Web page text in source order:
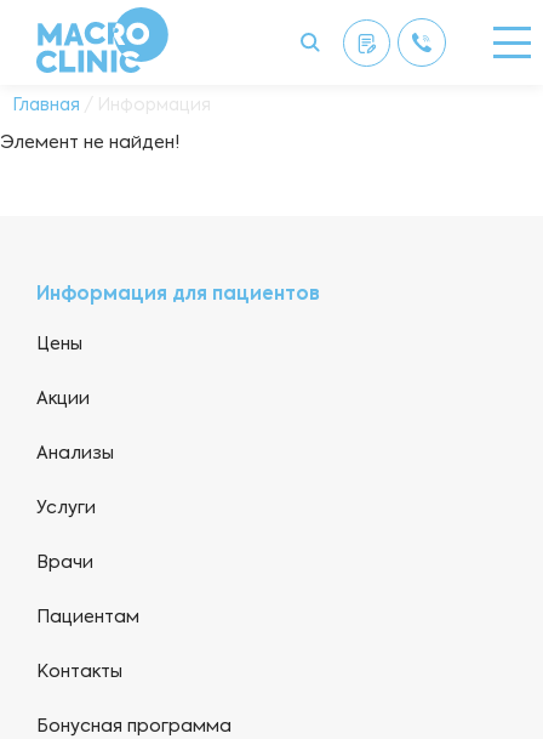
Главная / Информация
Элемент не найден!
Информация для пациентов
Цены
Акции
Анализы
Услуги
Врачи
Пациентам
Контакты
Бонусная программа